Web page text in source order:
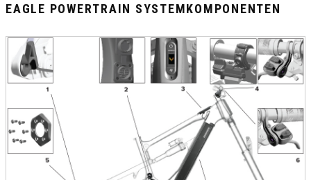
EAGLE POWERTRAIN SYSTEMKOMPONENTEN